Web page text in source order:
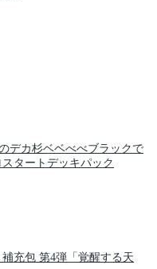
デカ杉ベベべべブラックで
タートデッキパック
充包 第4弾「覚醒する天